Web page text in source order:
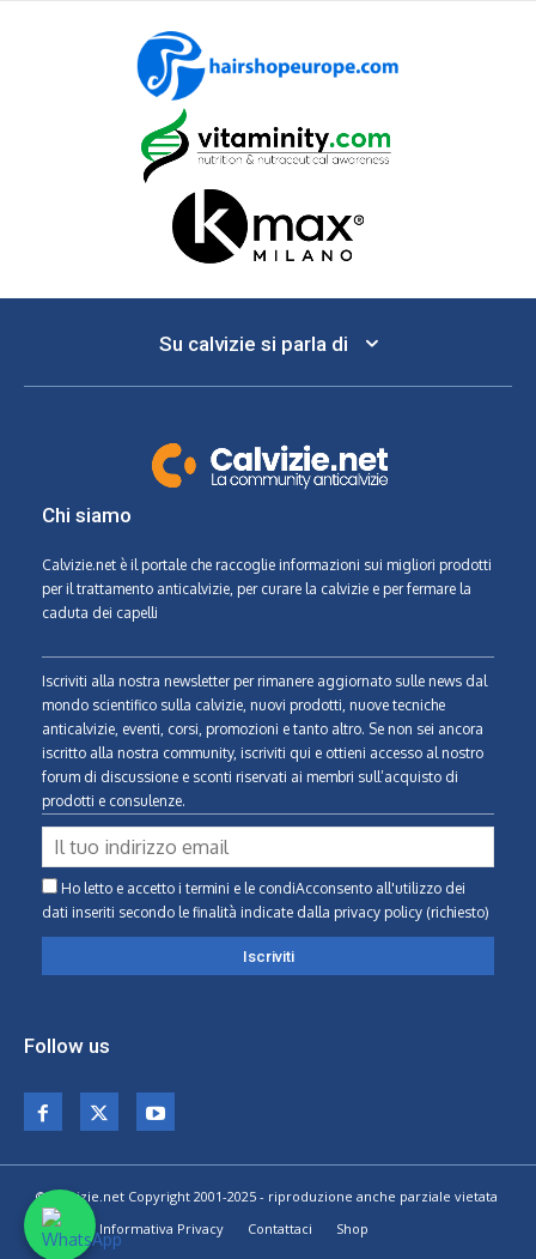
Su calvizie si parla di
Chi siamo
Calvizie.net è il portale che raccoglie informazioni sui migliori prodotti
per il trattamento anticalvizie, per curare la calvizie e per fermare la
caduta dei capelli
Iscriviti alla nostra newsletter per rimanere aggiornato sulle news dal
mondo scientifico sulla calvizie, nuovi prodotti, nuove tecniche
anticalvizie, eventi, corsi, promozioni e tanto altro. Se non sei ancora
iscritto alla nostra community, iscriviti qui e ottieni accesso al nostro
forum di discussione e sconti riservati ai membri sull’acquisto di
prodotti e consulenze.
Ho letto e accetto i termini e le condiAcconsento all'utilizzo dei
dati inseriti secondo le finalità indicate dalla privacy policy (richiesto)
Follow us
© Calvizie.net Copyright 2001-2025 - riproduzione anche parziale vietata
Home
Informativa Privacy Contattaci Shop